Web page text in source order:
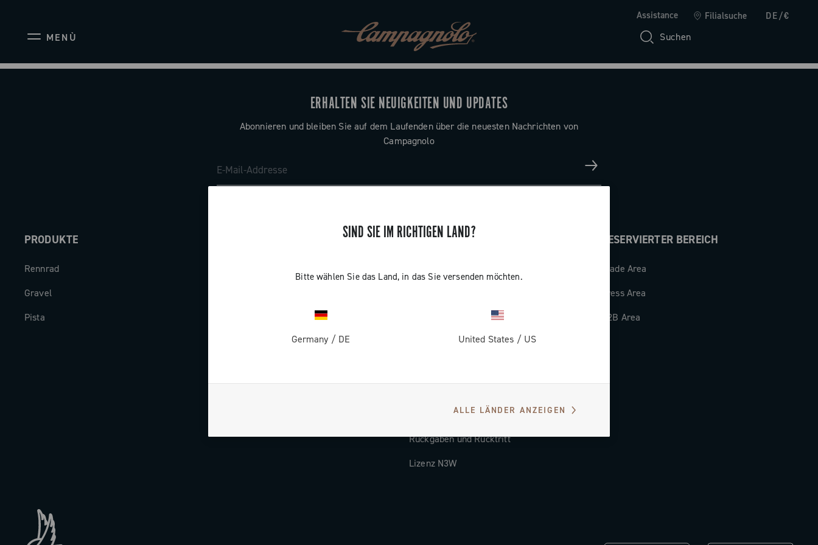
Assistance Filialsuche DE/€
MENÙ Suchen
SIND SIE IM RICHTIGEN LAND?
Bitte wählen Sie das Land, in das Sie versenden möchten.
Germany / DE United States / US
ALLE LÄNDER ANZEIGEN
ERHALTEN SIE NEUIGKEITEN UND UPDATES
Abonnieren und bleiben Sie auf dem Laufenden über die neuesten Nachrichten von
Campagnolo
PRODUKTE
Rennrad
Gravel
Pista
SUPPORT
Versandländer und -zeiten
Rückgaben und Rücktritt
Lizenz N3W
RESERVIERTER BEREICH
Trade Area
Press Area
B2B Area